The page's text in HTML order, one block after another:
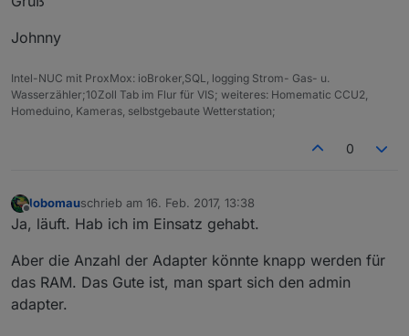
Johnny
Intel-NUC mit ProxMox: ioBroker,SQL, logging Strom- Gas- u.
Wasserzähler;10Zoll Tab im Flur für VIS; weiteres: Homematic CCU2,
Homeduino, Kameras, selbstgebaute Wetterstation;
0
Offline
lobomauschrieb am 16. Feb. 2017, 13:38
zuletzt editiert von
Ja, läuft. Hab ich im Einsatz gehabt.
Aber die Anzahl der Adapter könnte knapp werden für
das RAM. Das Gute ist, man spart sich den admin
adapter.